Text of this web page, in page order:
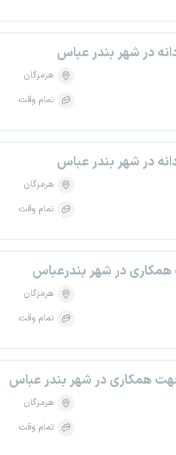
در شهر بندر عباس
هرمزگان
تمام وقت
در شهر بندر عباس
هرمزگان
تمام وقت
همکاری در شهر بندرعباس
هرمزگان
تمام وقت
جهت همکاری در شهر بندر عباس
هرمزگان
تمام وقت